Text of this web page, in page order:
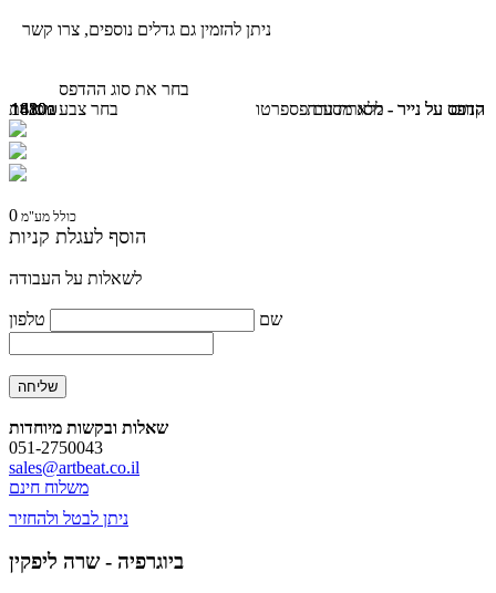
ניתן להזמין גם גדלים נוספים, צרו קשר
בחר את סוג ההדפס
הדפס על נייר - ללא מסגרת
1430₪ הדפס על נייר - מסגרת עם פספרטו 1880₪ קנווס 1610₪
בחר צבע מסגרת
0 כולל מע"מ
הוסף לעגלת קניות
לשאלות על העבודה
שם טלפון
שאלות ובקשות מיוחדות
051-2750043
sales@artbeat.co.il
משלוח חינם
ניתן לבטל ולהחזיר
ביוגרפיה - שרה ליפקין